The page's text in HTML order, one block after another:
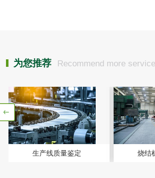
为您推荐 Recommend more
生产线质量鉴定 烧结
磷酸肥料检测
化工试剂
乳酸钠检测
化工助剂检测